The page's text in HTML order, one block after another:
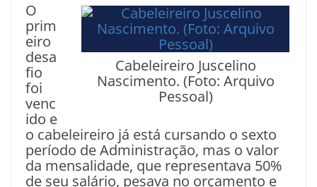
Cabeleireiro Juscelino
Nascimento. (Foto: Arquivo
Pessoal)
O
prim
eiro
desa
fio
foi
venc
ido e
o cabeleireiro já está cursando o sexto
período de Administração, mas o valor
da mensalidade, que representava 50%
de seu salário, pesava no orçamento e